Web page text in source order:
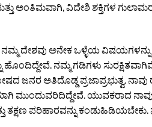
ಮತ್ತು ಅಂತಿಮವಾಗಿ, ವಿದೇಶಿ ಶಕ್ತಿಗಳ
ದೇಶವು ಅನೇಕ ಒಳ್ಳೆಯ
ಹೊಂದಿದ್ದೇವೆ. ನಮ್ಮ ಗಡಿಗಳು
ಜನರ ಅತಿದೊಡ್ಡ ಪ್ರಜಾಪ್ರಭುತ್ವ.
ಮುಂದುವರಿದಿದ್ದೇವೆ. ಯುವಕರಾದ
ಪರಿಹಾರವನ್ನು ಕಂಡುಹಿಡಿಯಬೇಕು.